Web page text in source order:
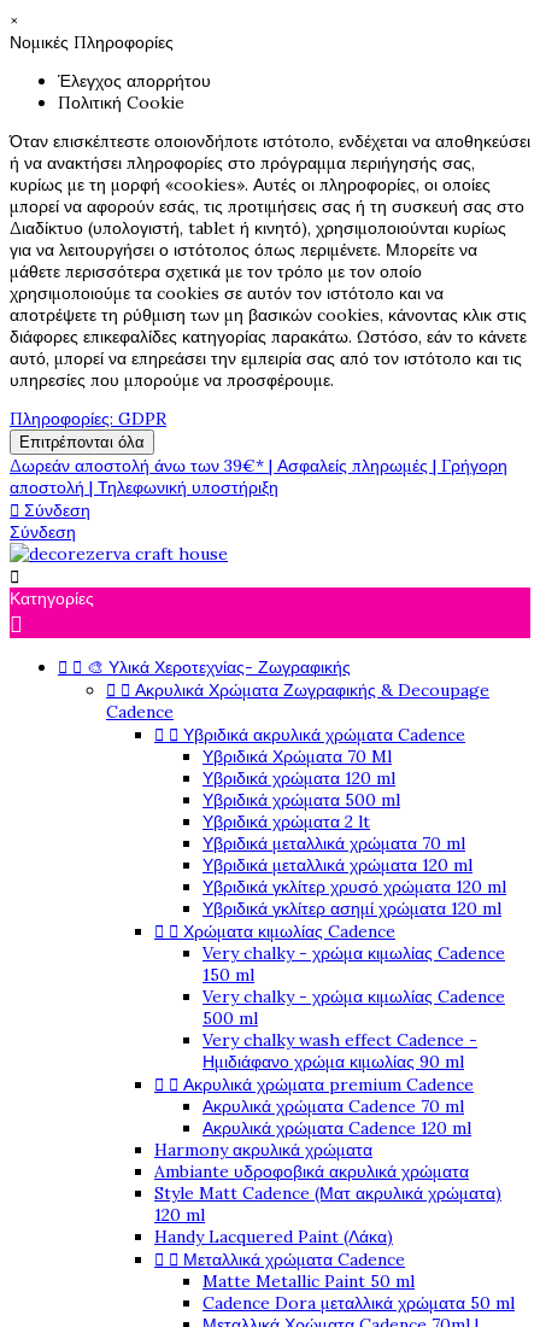
×
Νομικές Πληροφορίες
Έλεγχος απορρήτου
Πολιτική Cookie
Όταν επισκέπτεστε οποιονδήποτε ιστότοπο, ενδέχεται να αποθηκεύσει
ή να ανακτήσει πληροφορίες στο πρόγραμμα περιήγησής σας,
κυρίως με τη μορφή «cookies». Αυτές οι πληροφορίες, οι οποίες
μπορεί να αφορούν εσάς, τις προτιμήσεις σας ή τη συσκευή σας στο
Διαδίκτυο (υπολογιστή, tablet ή κινητό), χρησιμοποιούνται κυρίως
για να λειτουργήσει ο ιστότοπος όπως περιμένετε. Μπορείτε να
μάθετε περισσότερα σχετικά με τον τρόπο με τον οποίο
χρησιμοποιούμε τα cookies σε αυτόν τον ιστότοπο και να
αποτρέψετε τη ρύθμιση των μη βασικών cookies, κάνοντας κλικ στις
διάφορες επικεφαλίδες κατηγορίας παρακάτω. Ωστόσο, εάν το κάνετε
αυτό, μπορεί να επηρεάσει την εμπειρία σας από τον ιστότοπο και τις
υπηρεσίες που μπορούμε να προσφέρουμε.
Πληροφορίες: GDPR
Επιτρέπονται όλα
Δωρεάν αποστολή άνω των 39€* | Ασφαλείς πληρωμές | Γρήγορη
αποστολή | Τηλεφωνική υποστήριξη
 Σύνδεση
Σύνδεση

Κατηγορίες

  🎨 Υλικά Χεροτεχνίας- Ζωγραφικής
  Ακρυλικά Χρώματα Ζωγραφικής & Decoupage
Cadence
  Υβριδικά ακρυλικά χρώματα Cadence
Υβριδικά Χρώματα 70 Ml
Υβριδικά χρώματα 120 ml
Υβριδικά χρώματα 500 ml
Υβριδικά χρώματα 2 lt
Υβριδικά μεταλλικά χρώματα 70 ml
Υβριδικά μεταλλικά χρώματα 120 ml
Υβριδικά γκλίτερ χρυσό χρώματα 120 ml
Υβριδικά γκλίτερ ασημί χρώματα 120 ml
  Χρώματα κιμωλίας Cadence
Very chalky - χρώμα κιμωλίας Cadence
150 ml
Very chalky - χρώμα κιμωλίας Cadence
500 ml
Very chalky wash effect Cadence -
Ημιδιάφανο χρώμα κιμωλίας 90 ml
  Ακρυλικά χρώματα premium Cadence
Ακρυλικά χρώματα Cadence 70 ml
Ακρυλικά χρώματα Cadence 120 ml
Harmony ακρυλικά χρώματα
Ambiante υδροφοβικά ακρυλικά χρώματα
Style Matt Cadence (Ματ ακρυλικά χρώματα)
120 ml
Handy Lacquered Paint (Λάκα)
  Μεταλλικά χρώματα Cadence
Matte Metallic Paint 50 ml
Cadence Dora μεταλλικά χρώματα 50 ml